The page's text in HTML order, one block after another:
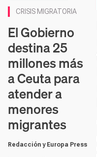
CRISIS MIGRATORIA
El Gobierno
destina 25
millones más
a Ceuta para
atender a
menores
migrantes
Redacción y Europa Press